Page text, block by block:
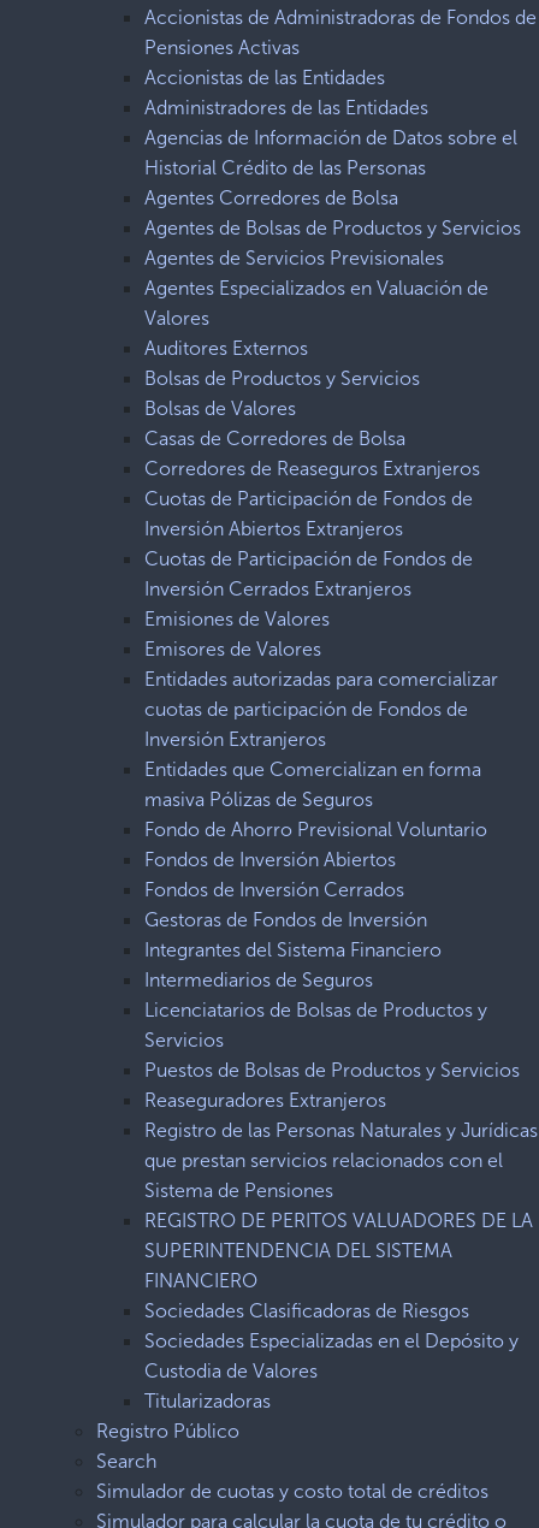
Accionistas de Administradoras de Fondos de
Pensiones Activas
Accionistas de las Entidades
Administradores de las Entidades
Agencias de Información de Datos sobre el
Historial Crédito de las Personas
Agentes Corredores de Bolsa
Agentes de Bolsas de Productos y Servicios
Agentes de Servicios Previsionales
Agentes Especializados en Valuación de
Valores
Auditores Externos
Bolsas de Productos y Servicios
Bolsas de Valores
Casas de Corredores de Bolsa
Corredores de Reaseguros Extranjeros
Cuotas de Participación de Fondos de
Inversión Abiertos Extranjeros
Cuotas de Participación de Fondos de
Inversión Cerrados Extranjeros
Emisiones de Valores
Emisores de Valores
Entidades autorizadas para comercializar
cuotas de participación de Fondos de
Inversión Extranjeros
Entidades que Comercializan en forma
masiva Pólizas de Seguros
Fondo de Ahorro Previsional Voluntario
Fondos de Inversión Abiertos
Fondos de Inversión Cerrados
Gestoras de Fondos de Inversión
Integrantes del Sistema Financiero
Intermediarios de Seguros
Licenciatarios de Bolsas de Productos y
Servicios
Puestos de Bolsas de Productos y Servicios
Reaseguradores Extranjeros
Registro de las Personas Naturales y Jurídicas
que prestan servicios relacionados con el
Sistema de Pensiones
REGISTRO DE PERITOS VALUADORES DE LA
SUPERINTENDENCIA DEL SISTEMA
FINANCIERO
Sociedades Clasificadoras de Riesgos
Sociedades Especializadas en el Depósito y
Custodia de Valores
Titularizadoras
Registro Público
Search
Simulador de cuotas y costo total de créditos
Simulador para calcular la cuota de tu crédito o